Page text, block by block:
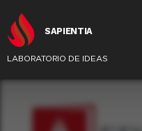
SAPIENTIA
LABORATORIO DE IDEAS